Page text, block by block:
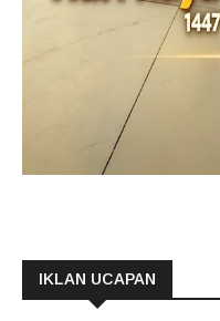
IKLAN UCAPAN